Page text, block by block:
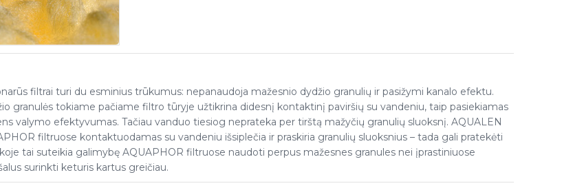
filtrai turi du esminius trūkumus: nepanaudoja mažesnio dydžio granulių ir pasižymi kanalo efektu.
granulės tokiame pačiame filtro tūryje užtikrina didesnį kontaktinį paviršių su vandeniu, taip pasiekiamas
valymo efektyvumas. Tačiau vanduo tiesiog neprateka per tirštą mažyčių granulių sluoksnį. AQUALEN
filtruose kontaktuodamas su vandeniu išsiplečia ir praskiria granulių sluoksnius – tada gali pratekėti
tai suteikia galimybę AQUAPHOR filtruose naudoti perpus mažesnes granules nei įprastiniuose
surinkti keturis kartus greičiau.